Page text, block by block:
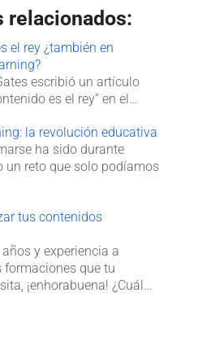
relacionados:
el rey ¿también en
escribió un artículo
es el rey” en el…
la revolución educativa
ha sido durante
un reto que solo podíamos
tus contenidos
y experiencia a
formaciones que tu
¡enhorabuena! ¿Cuál…